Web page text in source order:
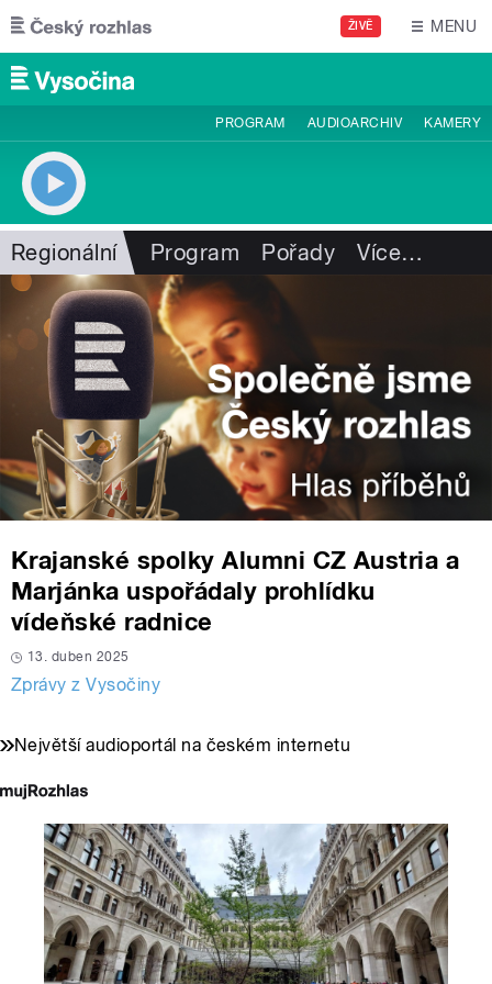
Přejít k hlavnímu obsahu
ŽIVĚ MENU
PROGRAM AUDIOARCHIV KAMERY
Regionální Program Pořady Více…
Krajanské spolky Alumni CZ Austria a
Marjánka uspořádaly prohlídku
vídeňské radnice
13. duben 2025
Zprávy z Vysočiny
Největší audioportál na českém internetu